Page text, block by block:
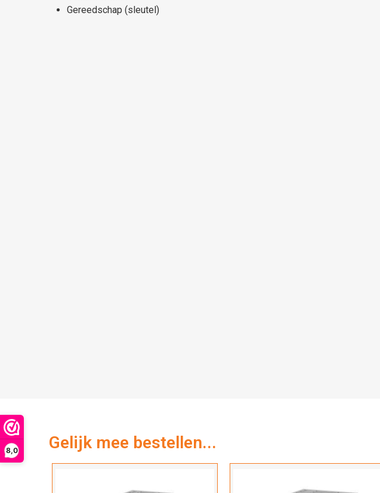
8,0
Gereedschap (sleutel)
Gelijk mee bestellen...